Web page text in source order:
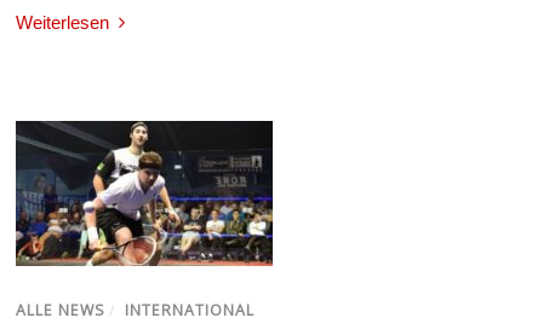
Weiterlesen
ALLE NEWS / INTERNATIONAL